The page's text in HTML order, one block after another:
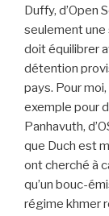
Duffy, d’Open
seulement une
doit équilibrer
détention
pays. Pour
exemple pour
Panhavuth,
que Duch est
ont cherché à
qu’un bouc-
régime khmer